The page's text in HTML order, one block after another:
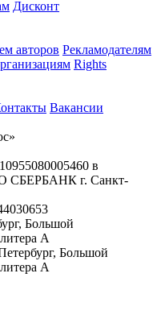
Дисконт
авторов Рекламодателям
Rights
Вакансии
в
г. Санкт-
Большой
А
Большой
А